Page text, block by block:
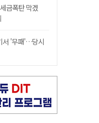
금폭탄 막겠
서 '무패'…당시